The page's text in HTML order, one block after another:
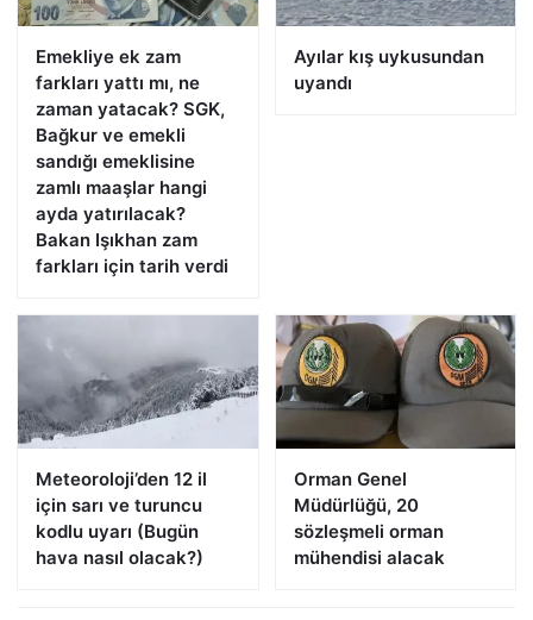
Emekliye ek zam
farkları yattı mı, ne
zaman yatacak? SGK,
Bağkur ve emekli
sandığı emeklisine
zamlı maaşlar hangi
ayda yatırılacak?
Bakan Işıkhan zam
farkları için tarih verdi
Ayılar kış uykusundan
uyandı
Meteoroloji’den 12 il
için sarı ve turuncu
kodlu uyarı (Bugün
hava nasıl olacak?)
Orman Genel
Müdürlüğü, 20
sözleşmeli orman
mühendisi alacak